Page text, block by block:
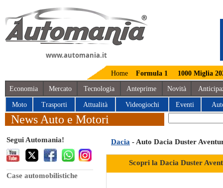
www.automania.it
Home Formula 1 1000 Miglia
Economia Mercato Tecnologia Anteprime Novità
Moto Trasporti Attualità Videogiochi Eventi
News Auto e Motori
Segui Automania!
Case automobilistiche
Dacia - Auto Dacia Duster
Scopri la Dacia Duster